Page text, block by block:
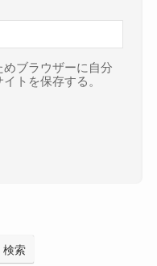
ブラウザーに自分
トを保存する。
検索